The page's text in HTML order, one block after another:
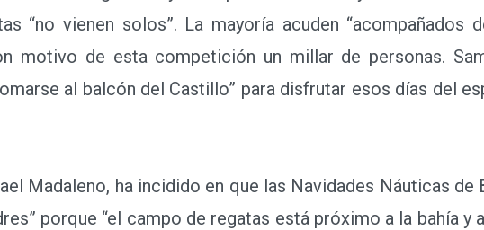
“no vienen solos”. La mayoría acuden “acompañados
motivo de esta competición un millar de personas.
al balcón del Castillo” para disfrutar esos días del
Madaleno, ha incidido en que las Navidades Náuticas de
porque “el campo de regatas está próximo a la bahía y